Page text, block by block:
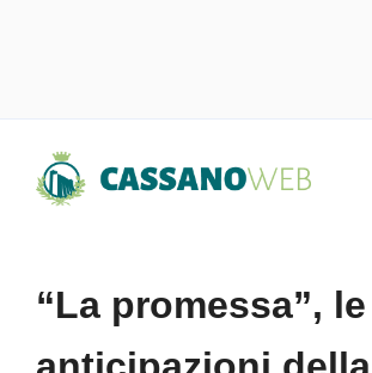
“La promessa”, le